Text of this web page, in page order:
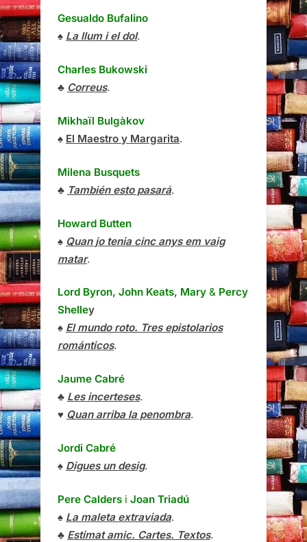
Gesualdo Bufalino
♠ La llum i el dol.
Charles Bukowski
♣ Correus.
Mikhaïl Bulgàkov
♠ El Maestro y Margarita.
Milena Busquets
♣ También esto pasará.
Howard Butten
♠ Quan jo tenia cinc anys em vaig
matar.
Lord Byron, John Keats, Mary & Percy
Shelley
♠ El mundo roto. Tres epistolarios
románticos.
Jaume Cabré
♣ Les incerteses.
♥ Quan arriba la penombra.
Jordi Cabré
♠ Digues un desig.
Pere Calders i Joan Triadú
♠ La maleta extraviada.
♣ Estimat amic. Cartes. Textos.